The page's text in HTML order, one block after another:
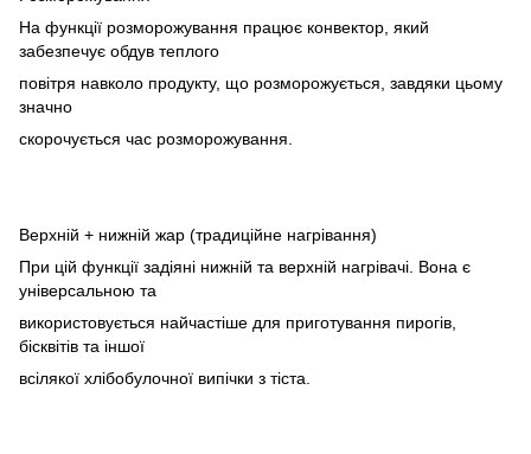
На функції розморожування працює конвектор, який
забезпечує обдув теплого
повітря навколо продукту, що розморожується, завдяки цьому
значно
скорочується час розморожування.
Верхній + нижній жар (традиційне нагрівання)
При цій функції задіяні нижній та верхній нагрівачі. Вона є
універсальною та
використовується найчастіше для приготування пирогів,
бісквітів та іншої
всілякої хлібобулочної випічки з тіста.